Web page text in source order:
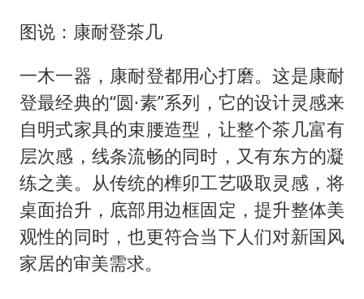
图说：康耐登茶几
一木一器，康耐登都用心打磨。这是康耐
登最经典的“圆·素”系列，它的设计灵感来
自明式家具的束腰造型，让整个茶几富有
层次感，线条流畅的同时，又有东方的凝
练之美。从传统的榫卯工艺吸取灵感，将
桌面抬升，底部用边框固定，提升整体美
观性的同时，也更符合当下人们对新国风
家居的审美需求。